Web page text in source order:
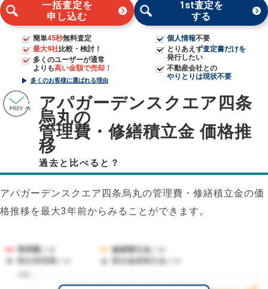
一括査定を
申し込む
簡単45秒無料査定
最大9社比較・検討！
多くのユーザーが通常
よりも高い金額で売却！
多くのお客様に選ばれる理由
1st査定を
する
個人情報不要
とりあえず査定書だけを
発行したい
不動産会社との
やりとりは現状不要
アパガーデンスクエア四条
烏丸の
管理費・修繕積立金 価格推
移
過去と比べると？
アパガーデンスクエア四条烏丸の管理費・修繕積立金の価
格推移を最大3年前からみることができます。
管理費／㎡
修繕積立金／㎡